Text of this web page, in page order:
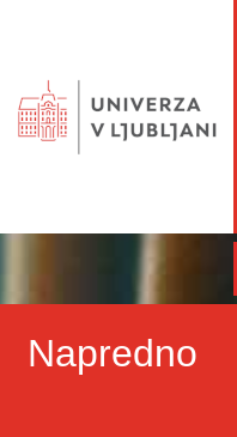
Napredno